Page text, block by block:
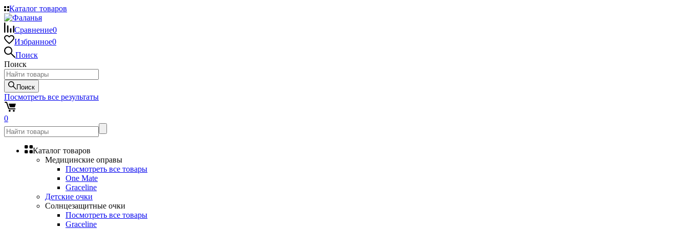
Каталог товаров
Сравнение0
Избранное0
Поиск
Поиск
Поиск
Посмотреть все результаты
0
Каталог товаров
Медицинские оправы
Посмотреть все товары
One Mate
Graceline
Детские очки
Солнцезащитные очки
Посмотреть все товары
Graceline